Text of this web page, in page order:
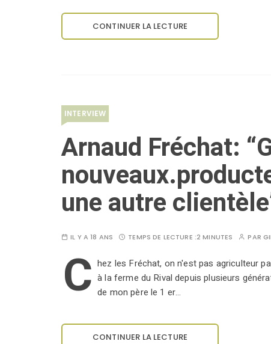
CONTINUER LA LECTURE
INTERVIEW
Arnaud Fréchat:
une autre
IL Y A 18 ANS TEMPS DE LECTURE :2 MINUTES PAR
C hez les Fréchat, on n'est pas agriculteur
à la ferme du Rival depuis plusieurs
de mon père le 1 er…
CONTINUER LA LECTURE